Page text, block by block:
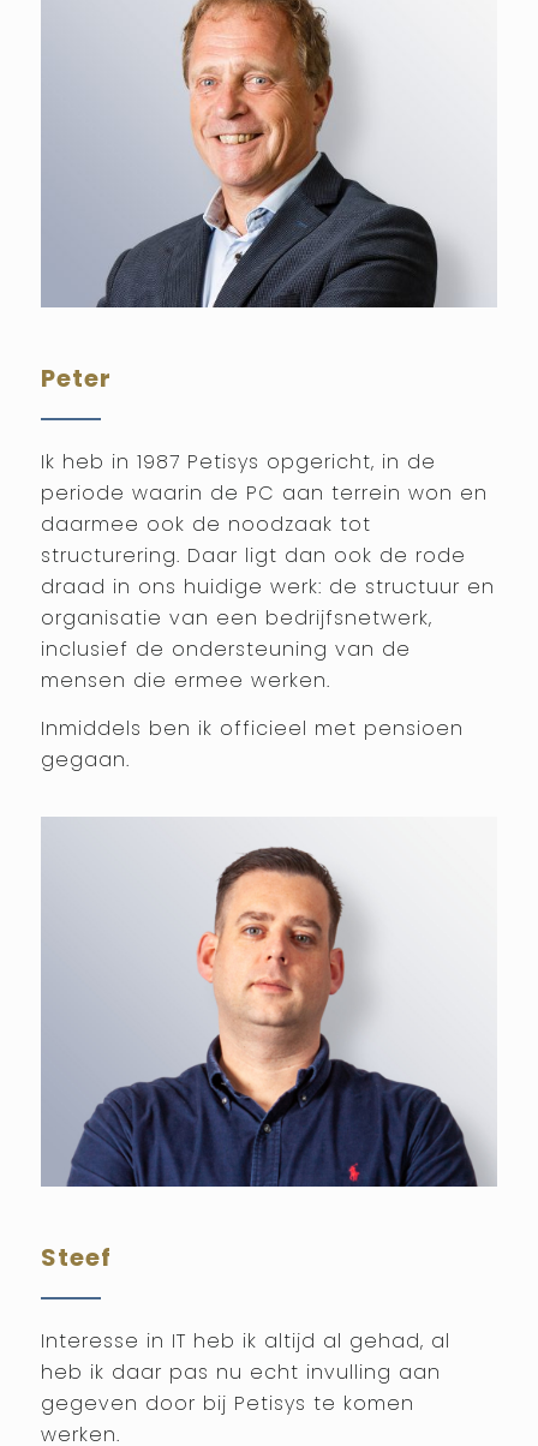
Peter
Ik heb in 1987 Petisys opgericht, in de
periode waarin de PC aan terrein won en
daarmee ook de noodzaak tot
structurering. Daar ligt dan ook de rode
draad in ons huidige werk: de structuur en
organisatie van een bedrijfsnetwerk,
inclusief de ondersteuning van de
mensen die ermee werken.
Inmiddels ben ik officieel met pensioen
gegaan.
Steef
Interesse in IT heb ik altijd al gehad, al
heb ik daar pas nu echt invulling aan
gegeven door bij Petisys te komen
werken.